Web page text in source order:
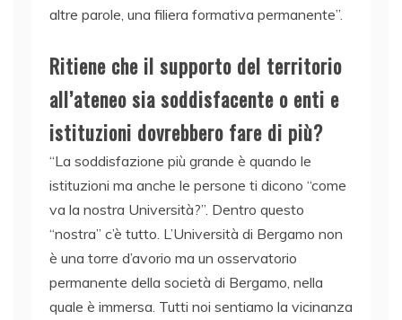
altre parole, una filiera formativa permanente”.
Ritiene che il supporto del territorio
all’ateneo sia soddisfacente o enti e
istituzioni dovrebbero fare di più?
“La soddisfazione più grande è quando le
istituzioni ma anche le persone ti dicono “come
va la nostra Università?”. Dentro questo
“nostra” c’è tutto. L’Università di Bergamo non
è una torre d’avorio ma un osservatorio
permanente della società di Bergamo, nella
quale è immersa. Tutti noi sentiamo la vicinanza